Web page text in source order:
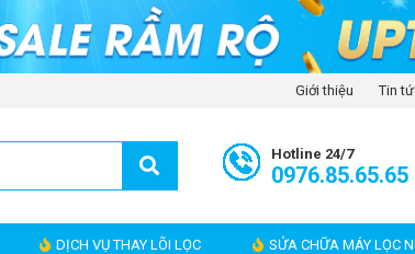
Giới thiệu Tin
Hotline 24/7
0976.85.65.65
DỊCH VỤ THAY LÕI LỌC SỬA CHỮA MÁY LỌC